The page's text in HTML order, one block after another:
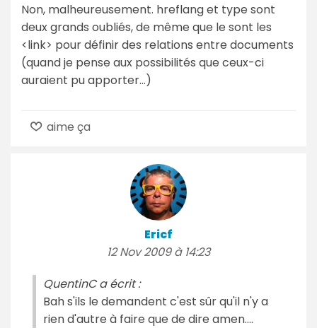
Non, malheureusement. hreflang et type sont
deux grands oubliés, de même que le sont les
<link> pour définir des relations entre documents
(quand je pense aux possibilités que ceux-ci
auraient pu apporter...)
aime ça
Ericf
12 Nov 2009 à 14:23
QuentinC a écrit :
Bah s'ils le demandent c'est sûr qu'il n'y a
rien d'autre à faire que de dire amen....